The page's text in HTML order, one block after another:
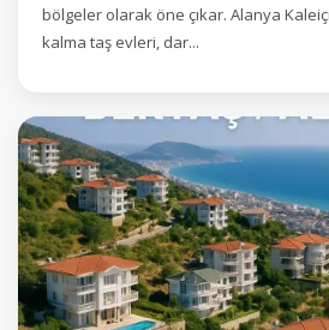
bölgeler olarak öne çıkar. Alanya
kalma taş evleri, dar...